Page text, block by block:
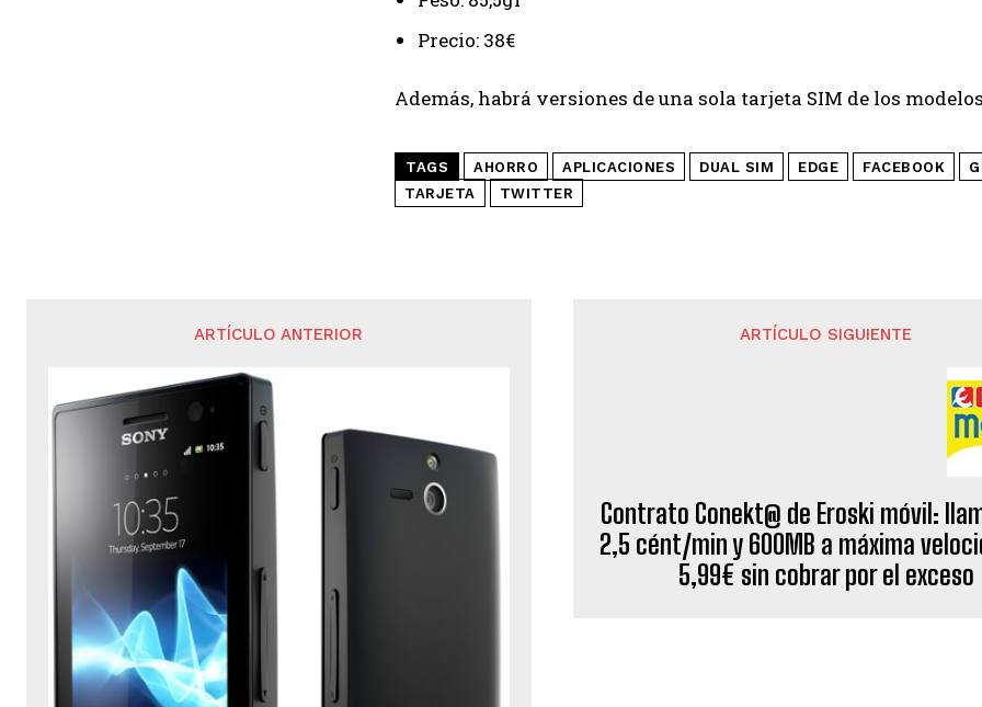
Precio: 38€
Además, habrá versiones de una sola tarjeta SIM de los
TAGS AHORRO APLICACIONES DUAL SIM EDGE FACEBOOK
TARJETA
TWITTER
ARTÍCULO ANTERIOR ARTÍCULO SIGUIENTE
Contrato Conekt@ de Eroski móvil:
2,5 cént/min y 600MB a máxima
5,99€ sin cobrar por el exceso